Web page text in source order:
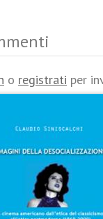
o registrati per